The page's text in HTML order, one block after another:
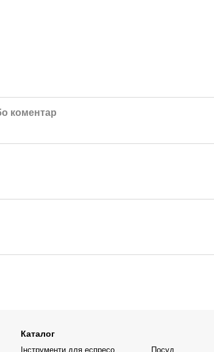
коментар
Каталог
Інструменти для еспресо Посуд